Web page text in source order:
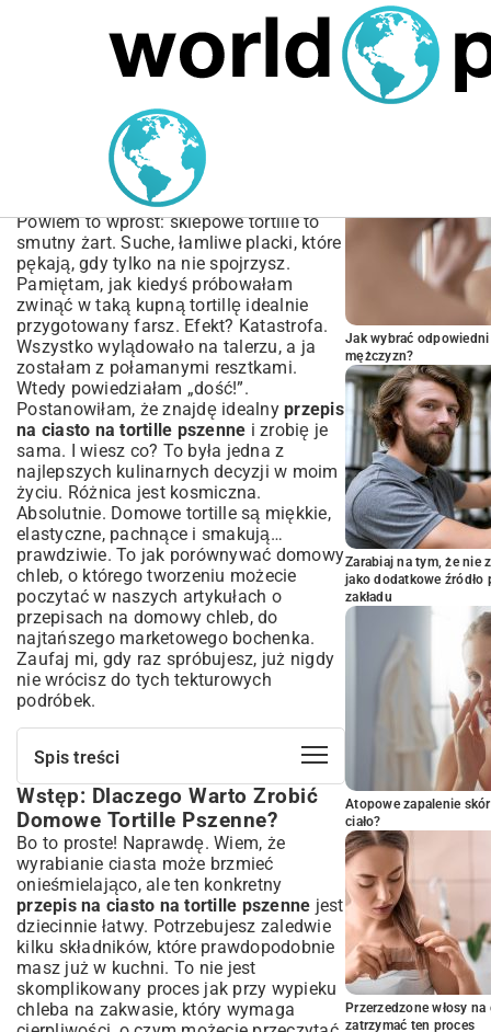
MARIUSZ ŁAMAGA 04.10.2025
Przepis na ciasto na
tortille pszenne – Idealnie
Miękkie i Elastyczne
Powiem to wprost: sklepowe tortille to
smutny żart. Suche, łamliwe placki, które
pękają, gdy tylko na nie spojrzysz.
Pamiętam, jak kiedyś próbowałam
zwinąć w taką kupną tortillę idealnie
przygotowany farsz. Efekt? Katastrofa.
Wszystko wylądowało na talerzu, a ja
zostałam z połamanymi resztkami.
Wtedy powiedziałam „dość!”.
Postanowiłam, że znajdę idealny przepis
na ciasto na tortille pszenne i zrobię je
sama. I wiesz co? To była jedna z
najlepszych kulinarnych decyzji w moim
życiu. Różnica jest kosmiczna.
Absolutnie. Domowe tortille są miękkie,
elastyczne, pachnące i smakują…
prawdziwie. To jak porównywać domowy
chleb, o którego tworzeniu możecie
poczytać w naszych artykułach o
przepisach na domowy chleb, do
najtańszego marketowego bochenka.
Zaufaj mi, gdy raz spróbujesz, już nigdy
nie wrócisz do tych tekturowych
podróbek.
Spis treści
Wstęp: Dlaczego Warto Zrobić Domowe
Tortille Pszenne?
Podstawy Idealnego Ciasta na Tortille
Pszenne
Niezbędne Składniki: Co Przygotować?
Krok po Kroku: Wyrabianie Ciasta do
Perfekcji
Sekrety Rozwałkowania i Smażenia Tortilli
Jak Rozwałkować Ciasto na Idealnie
Cienkie Placki?
Smażenie Tortilli: Porady dla Elastyczności
Wstęp: Dlaczego Warto Zrobić
Domowe Tortille Pszenne?
Bo to proste! Naprawdę. Wiem, że
wyrabianie ciasta może brzmieć
onieśmielająco, ale ten konkretny
przepis na ciasto na tortille pszenne jest
dziecinnie łatwy. Potrzebujesz zaledwie
kilku składników, które prawdopodobnie
masz już w kuchni. To nie jest
skomplikowany proces jak przy wypieku
chleba na zakwasie, który wymaga
Jak wybrać
mężczyzn?
Zarabiaj na tym, że nie
jako dodatkowe
zakładu
Atopowe zapalenie
ciało?
Przerzedzone włosy
zatrzymać ten proces